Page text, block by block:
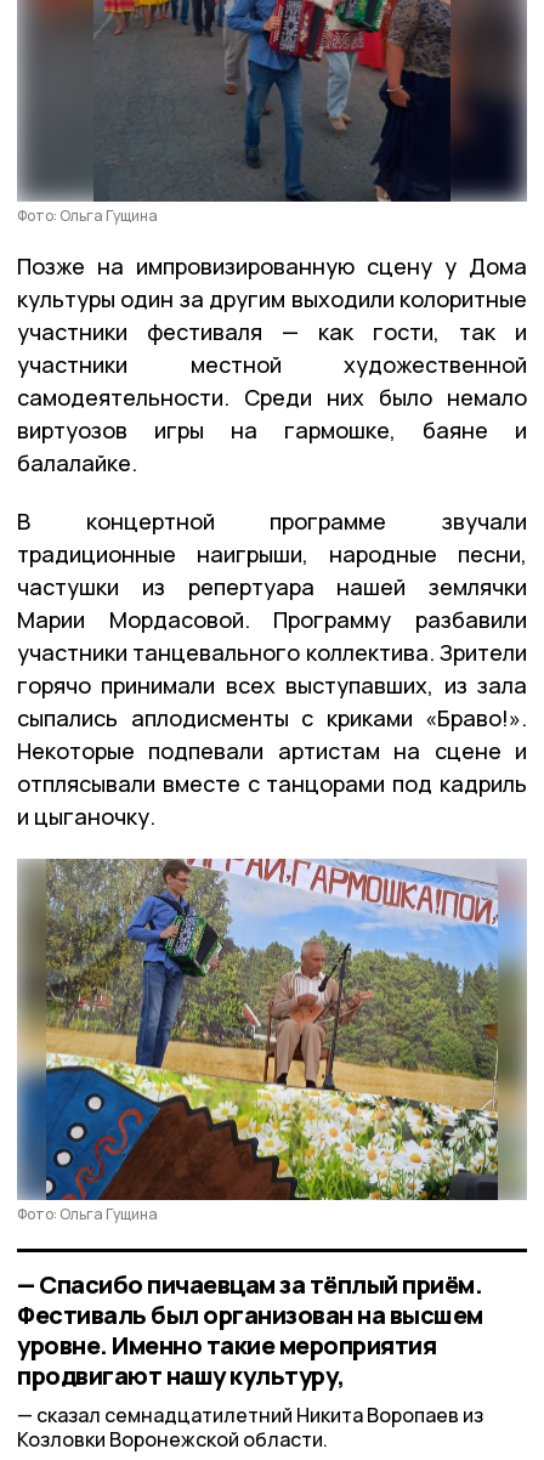
Фото: Ольга Гущина
Позже на импровизированную сцену у Дома
культуры один за другим выходили колоритные
участники фестиваля — как гости, так и
участники местной художественной
самодеятельности. Среди них было немало
виртуозов игры на гармошке, баяне и
балалайке.
В концертной программе звучали
традиционные наигрыши, народные песни,
частушки из репертуара нашей землячки
Марии Мордасовой. Программу разбавили
участники танцевального коллектива. Зрители
горячо принимали всех выступавших, из зала
сыпались аплодисменты с криками «Браво!».
Некоторые подпевали артистам на сцене и
отплясывали вместе с танцорами под кадриль
и цыганочку.
Фото: Ольга Гущина
— Спасибо пичаевцам за тёплый приём.
Фестиваль был организован на высшем
уровне. Именно такие мероприятия
продвигают нашу культуру,
сказал семнадцатилетний Никита Воропаев из
Козловки Воронежской области.